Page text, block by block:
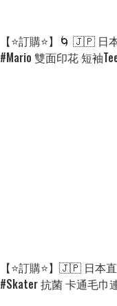
【⭐訂購⭐】🌀 🇯🇵 日
#Mario 雙面印花 短袖
【⭐訂購⭐】🇯🇵 日本
#Skater 抗菌 卡通毛巾